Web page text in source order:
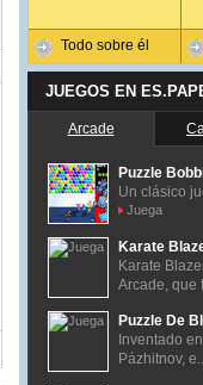
Todo sobre él
JUEGOS EN
Arcade
Puzzle
Un clásico
Juega
Karate
Karate
Arcade, que
Puzzle De
Inventado
Pázhitnov,